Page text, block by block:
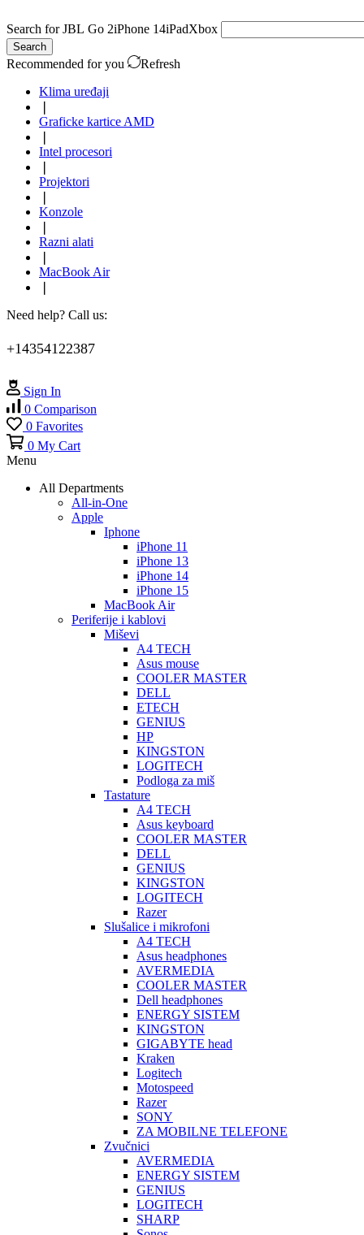
Search forJBL Go 2iPhone 14iPadXbox
Search
Recommended for you
Refresh
Klima uređaji
Graficke kartice AMD
Intel procesori
Projektori
Konzole
Razni alati
MacBook Air
Need help? Call us:
+14354122387
Sign In
0 Comparison
0 Favorites
0 My Cart
Menu
All Departments
All-in-One
Apple
Iphone
iPhone 11
iPhone 13
iPhone 14
iPhone 15
MacBook Air
Periferije i kablovi
Miševi
A4 TECH
Asus mouse
COOLER MASTER
DELL
ETECH
GENIUS
HP
KINGSTON
LOGITECH
Podloga za miš
Tastature
A4 TECH
Asus keyboard
COOLER MASTER
DELL
GENIUS
KINGSTON
LOGITECH
Razer
Slušalice i mikrofoni
A4 TECH
Asus headphones
AVERMEDIA
COOLER MASTER
Dell headphones
ENERGY SISTEM
KINGSTON
GIGABYTE head
Kraken
Logitech
Motospeed
Razer
SONY
ZA MOBILNE TELEFONE
Zvučnici
AVERMEDIA
ENERGY SISTEM
GENIUS
LOGITECH
SHARP